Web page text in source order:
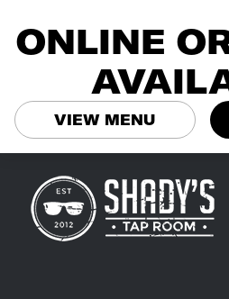
content
ONLINE
VIEW MENU